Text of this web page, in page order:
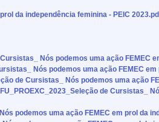
da independência feminina - PEIC
Nós podemos uma ação FEMEC
Nós podemos uma ação FEMEC
de Cursistas_ Nós podemos uma ação
de Cursistas_
podemos uma ação FEMEC em prol da